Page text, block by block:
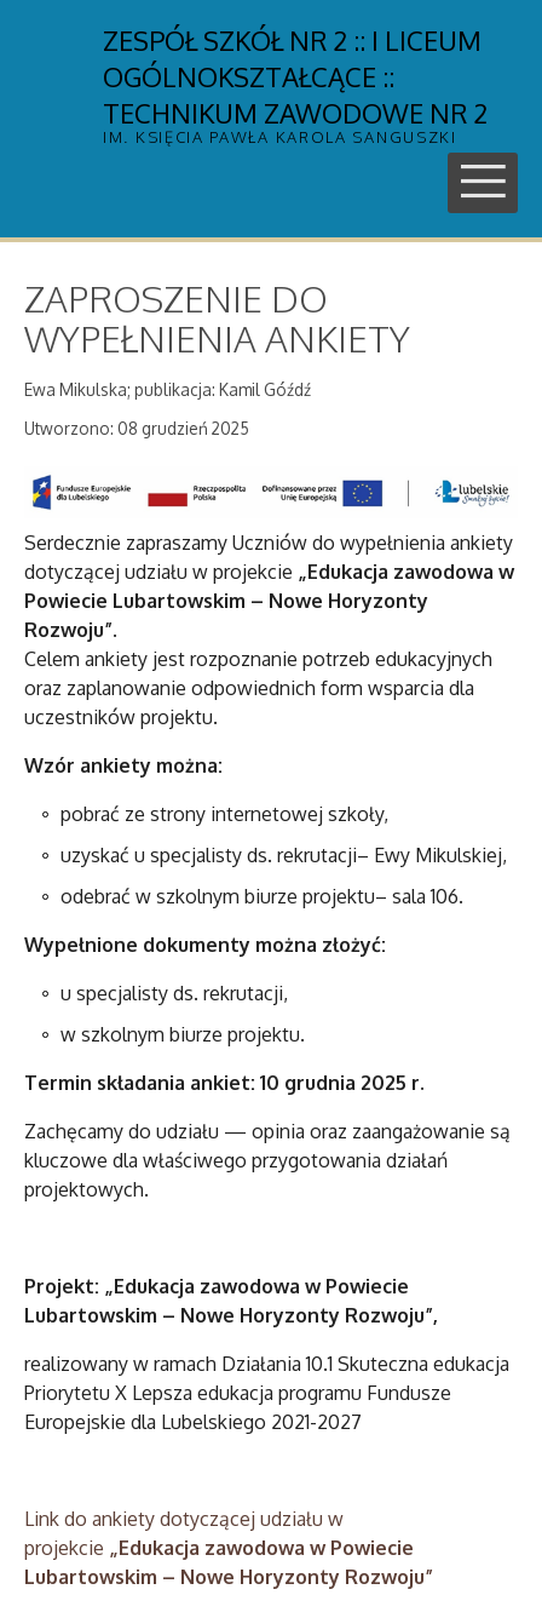
ZESPÓŁ SZKÓŁ NR 2 :: I LICEUM
OGÓLNOKSZTAŁCĄCE ::
TECHNIKUM ZAWODOWE NR 2
IM. KSIĘCIA PAWŁA KAROLA SANGUSZKI
ZAPROSZENIE DO
WYPEŁNIENIA ANKIETY
Ewa Mikulska; publikacja: Kamil Góźdź
Utworzono: 08 grudzień 2025
Serdecznie zapraszamy Uczniów do wypełnienia ankiety
dotyczącej udziału w projekcie „Edukacja zawodowa w
Powiecie Lubartowskim – Nowe Horyzonty
Rozwoju”.
Celem ankiety jest rozpoznanie potrzeb edukacyjnych
oraz zaplanowanie odpowiednich form wsparcia dla
uczestników projektu.
Wzór ankiety można:
pobrać ze strony internetowej szkoły,
uzyskać u specjalisty ds. rekrutacji– Ewy Mikulskiej,
odebrać w szkolnym biurze projektu– sala 106.
Wypełnione dokumenty można złożyć:
u specjalisty ds. rekrutacji,
w szkolnym biurze projektu.
Termin składania ankiet: 10 grudnia 2025 r.
Zachęcamy do udziału — opinia oraz zaangażowanie są
kluczowe dla właściwego przygotowania działań
projektowych.
Projekt: „Edukacja zawodowa w Powiecie
Lubartowskim – Nowe Horyzonty Rozwoju”,
realizowany w ramach Działania 10.1 Skuteczna edukacja
Priorytetu X Lepsza edukacja programu Fundusze
Europejskie dla Lubelskiego 2021-2027
Link do ankiety dotyczącej udziału w
projekcie „Edukacja zawodowa w Powiecie
Lubartowskim – Nowe Horyzonty Rozwoju”